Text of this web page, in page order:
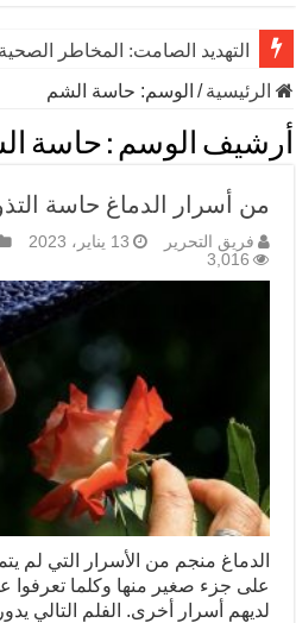
التهديد الصامت: المخاطر
الرئيسية/ الوسم: حاسة الشم
أرشيف الوسم : حاسة
من أسرار الدماغ حاسة
فريق التحرير 13 يناير، 2023
3,016
الدماغ منجم من الأسرار التي لم
على جزء صغير منها وكلما تعرفوا
لديهم أسرار أخرى. الفلم التالي